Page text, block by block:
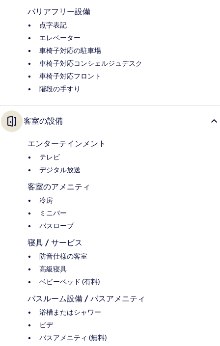
バリアフリー設備
点字表記
エレベーター
車椅子対応の駐車場
車椅子対応コンシェルジュデスク
車椅子対応フロント
階段の手すり
客室の設備
エンターテインメント
テレビ
デジタル放送
客室のアメニティ
冷房
ミニバー
バスローブ
寝具 / サービス
防音仕様の客室
高級寝具
ベビーベッド (有料)
バスルーム設備 / バスアメニティ
浴槽またはシャワー
ビデ
バスアメニティ (無料)